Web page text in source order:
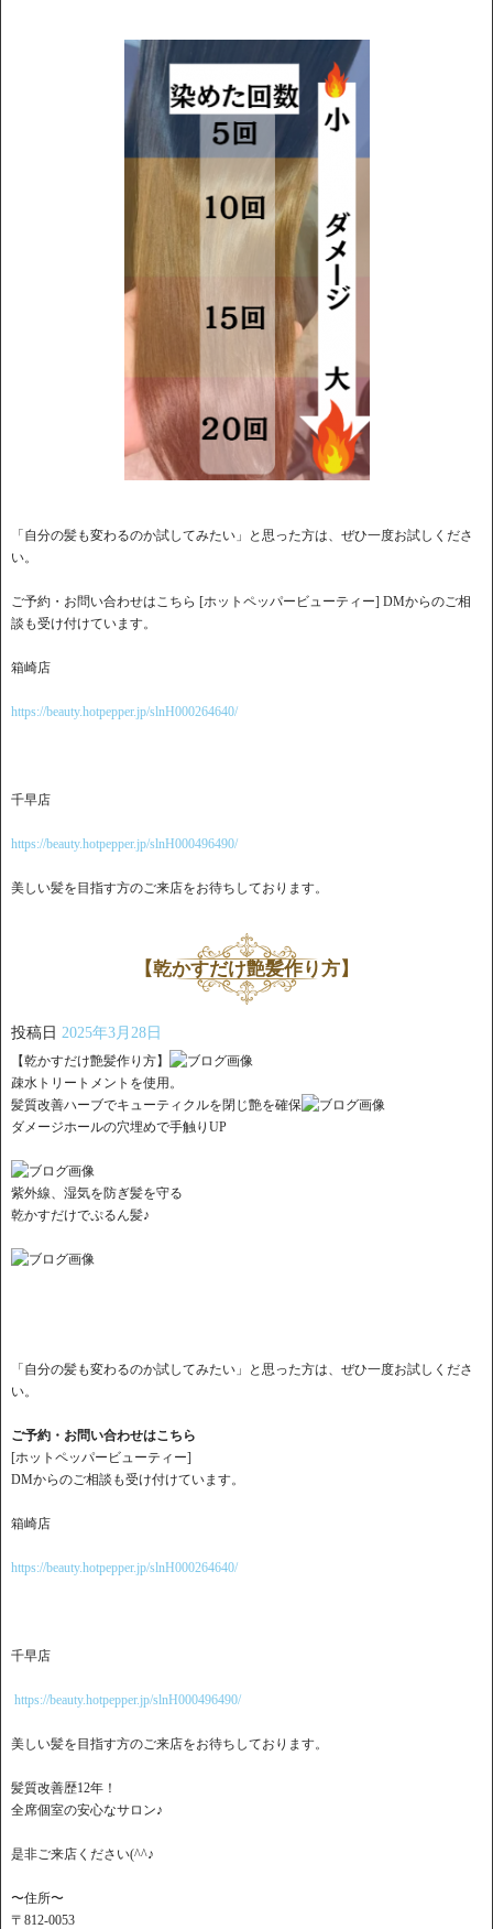
「自分の髪も変わるのか試してみたい」と思った方は、ぜひ一度お試しくださ
い。
ご予約・お問い合わせはこちら [ホットペッパービューティー] DMからのご相
談も受け付けています。
箱崎店
https://beauty.hotpepper.jp/slnH000264640/
千早店
https://beauty.hotpepper.jp/slnH000496490/
美しい髪を目指す方のご来店をお待ちしております。
【乾かすだけ艶髪作り方】
投稿日 2025年3月28日
【乾かすだけ艶髪作り方】
疎水トリートメントを使用。
髪質改善ハーブでキューティクルを閉じ艶を確保
ダメージホールの穴埋めで手触りUP
紫外線、湿気を防ぎ髪を守る
乾かすだけでぷるん髪♪
「自分の髪も変わるのか試してみたい」と思った方は、ぜひ一度お試しくださ
い。
ご予約・お問い合わせはこちら
[ホットペッパービューティー]
DMからのご相談も受け付けています。
箱崎店
https://beauty.hotpepper.jp/slnH000264640/
千早店
https://beauty.hotpepper.jp/slnH000496490/
美しい髪を目指す方のご来店をお待ちしております。
髪質改善歴12年！
全席個室の安心なサロン♪
是非ご来店ください(^^♪
〜住所〜
〒812-0053